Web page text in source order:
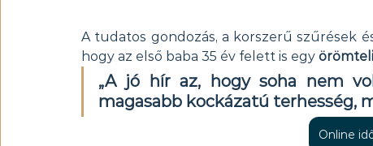
A tudatos gondozás, a korszerű szűrések
hogy az első baba 35 év felett is egy
„A jó hír az, hogy soha nem
magasabb kockázatú terhesség,
Online